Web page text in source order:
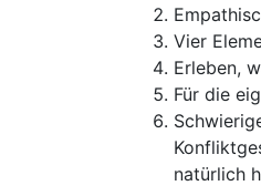
Vier
Erleben,
Für die
natürlich